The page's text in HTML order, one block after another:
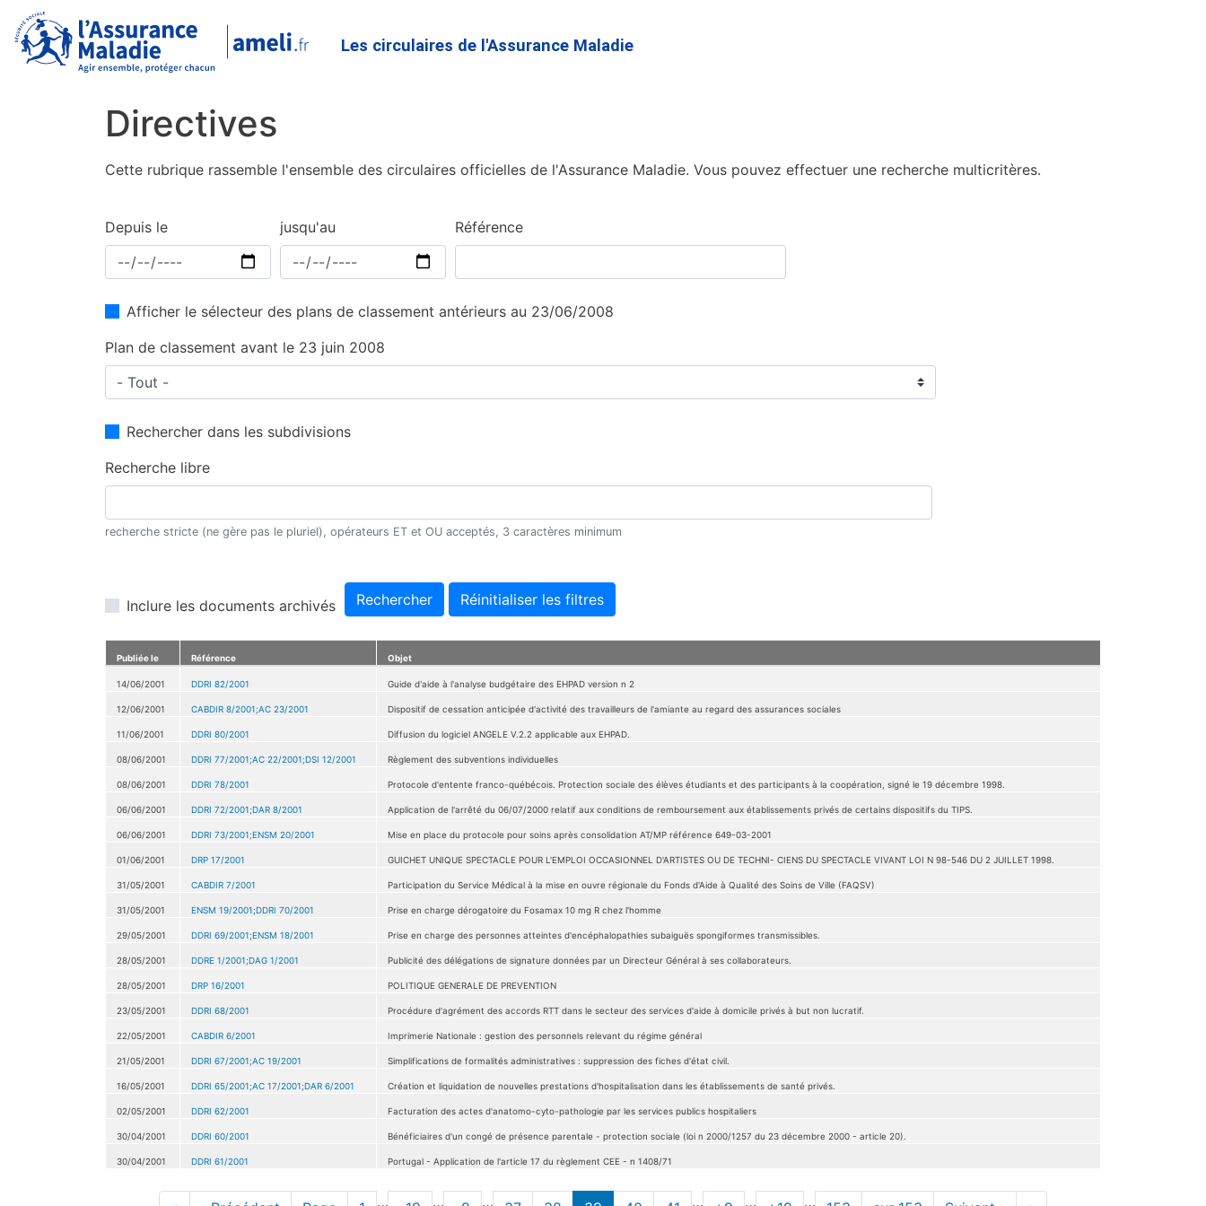
au
contenu
Les circulaires de l'Assurance Maladie
Directives
Cette rubrique rassemble l'ensemble des circulaires officielles de l'Assurance Maladie. Vous pouvez effectuer une recherche multicritères.
Depuis le jusqu'au Référence
Afficher le sélecteur des plans de classement antérieurs au 23/06/2008
Plan de classement avant le 23 juin 2008
Rechercher dans les subdivisions
Recherche libre
recherche stricte (ne gère pas le pluriel), opérateurs ET et OU acceptés, 3 caractères minimum
Inclure les documents archivés Rechercher Réinitialiser les filtres
Publiée le Référence Objet
14/06/2001 DDRI 82/2001 Guide d'aide à l'analyse budgétaire des EHPAD version n 2
12/06/2001 CABDIR 8/2001;AC 23/2001 Dispositif de cessation anticipée d'activité des travailleurs de l'amiante au regard des assurances sociales
11/06/2001 DDRI 80/2001 Diffusion du logiciel ANGELE V.2.2 applicable aux EHPAD.
08/06/2001 DDRI 77/2001;AC 22/2001;DSI 12/2001 Règlement des subventions individuelles
08/06/2001 DDRI 78/2001 Protocole d'entente franco-québécois. Protection sociale des élèves étudiants et des participants à la coopération, signé le 19 décembre 1998.
06/06/2001 DDRI 72/2001;DAR 8/2001 Application de l'arrêté du 06/07/2000 relatif aux conditions de remboursement aux établissements privés de certains dispositifs du TIPS.
06/06/2001 DDRI 73/2001;ENSM 20/2001 Mise en place du protocole pour soins après consolidation AT/MP référence 649-03-2001
01/06/2001 DRP 17/2001 GUICHET UNIQUE SPECTACLE POUR L'EMPLOI OCCASIONNEL D'ARTISTES OU DE TECHNI- CIENS DU SPECTACLE VIVANT LOI N 98-546 DU 2 JUILLET 1998.
31/05/2001 CABDIR 7/2001 Participation du Service Médical à la mise en ouvre régionale du Fonds d'Aide à Qualité des Soins de Ville (FAQSV)
31/05/2001 ENSM 19/2001;DDRI 70/2001 Prise en charge dérogatoire du Fosamax 10 mg R chez l'homme
29/05/2001 DDRI 69/2001;ENSM 18/2001 Prise en charge des personnes atteintes d'encéphalopathies subaiguës spongiformes transmissibles.
28/05/2001 DDRE 1/2001;DAG 1/2001 Publicité des délégations de signature données par un Directeur Général à ses collaborateurs.
28/05/2001 DRP 16/2001 POLITIQUE GENERALE DE PREVENTION
23/05/2001 DDRI 68/2001 Procédure d'agrément des accords RTT dans le secteur des services d'aide à domicile privés à but non lucratif.
22/05/2001 CABDIR 6/2001 Imprimerie Nationale : gestion des personnels relevant du régime général
21/05/2001 DDRI 67/2001;AC 19/2001 Simplifications de formalités administratives : suppression des fiches d'état civil.
16/05/2001 DDRI 65/2001;AC 17/2001;DAR 6/2001 Création et liquidation de nouvelles prestations d'hospitalisation dans les établissements de santé privés.
02/05/2001 DDRI 62/2001 Facturation des actes d'anatomo-cyto-pathologie par les services publics hospitaliers
30/04/2001 DDRI 60/2001 Bénéficiaires d'un congé de présence parentale - protection sociale (loi n 2000/1257 du 23 décembre 2000 - article 20).
30/04/2001 DDRI 61/2001 Portugal - Application de l'article 17 du règlement CEE - n 1408/71
… … … … … …